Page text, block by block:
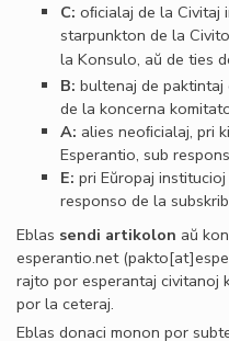
C: oﬁcialaj de la Civitaj
starpunkton de la
la Konsulo, aŭ de ties
B: bultenaj de paktintaj
de la koncerna
A: alies neoﬁcialaj, pri
Esperantio, sub
E: pri Eŭropaj
responso de la
Eblas sendi artikolon aŭ
esperantio.net
rajto por esperantaj civitanoj
por la ceteraj.
Eblas donaci monon por